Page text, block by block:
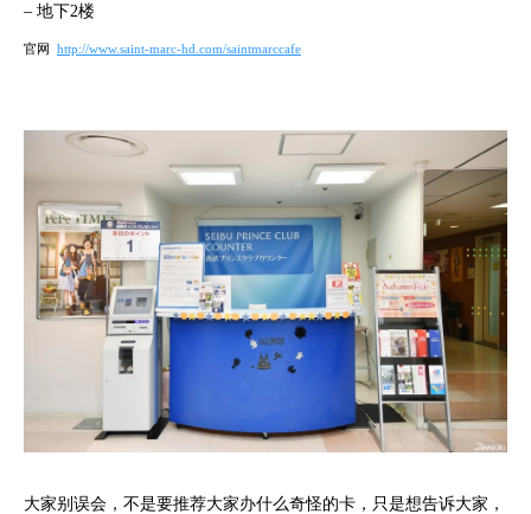
– 地下2楼
官网 http://www.saint-marc-hd.com/saintmarccafe
大家别误会，不是要推荐大家办什么奇怪的卡，只是想告诉大家，